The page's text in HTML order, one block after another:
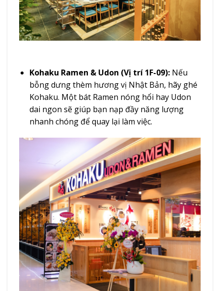
Kohaku Ramen & Udon (Vị trí 1F-09):Nếu
bỗng dưng thèm hương vị Nhật Bản, hãy ghé
Kohaku. Một bát Ramen nóng hổi hay Udon
dai ngon sẽ giúp bạn nạp đầy năng lượng
nhanh chóng để quay lại làm việc.